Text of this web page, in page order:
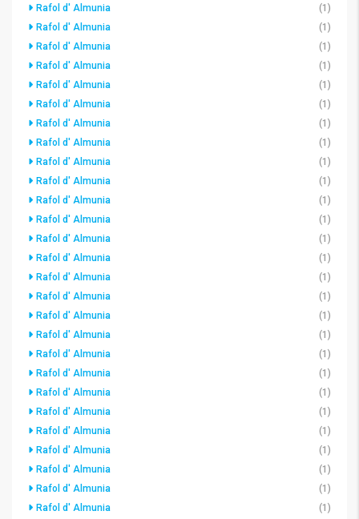
Rafol d' Almunia
(1)
Rafol d' Almunia
(1)
Rafol d' Almunia
(1)
Rafol d' Almunia
(1)
Rafol d' Almunia
(1)
Rafol d' Almunia
(1)
Rafol d' Almunia
(1)
Rafol d' Almunia
(1)
Rafol d' Almunia
(1)
Rafol d' Almunia
(1)
Rafol d' Almunia
(1)
Rafol d' Almunia
(1)
Rafol d' Almunia
(1)
Rafol d' Almunia
(1)
Rafol d' Almunia
(1)
Rafol d' Almunia
(1)
Rafol d' Almunia
(1)
Rafol d' Almunia
(1)
Rafol d' Almunia
(1)
Rafol d' Almunia
(1)
Rafol d' Almunia
(1)
Rafol d' Almunia
(1)
Rafol d' Almunia
(1)
Rafol d' Almunia
(1)
Rafol d' Almunia
(1)
Rafol d' Almunia
(1)
Rafol d' Almunia
(1)